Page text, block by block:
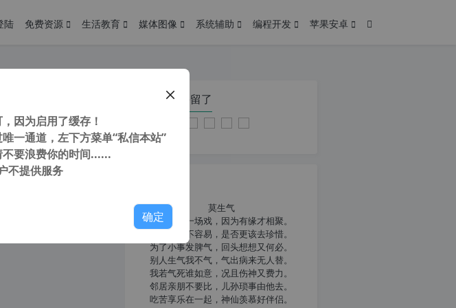
陆 免费资源 生活教育 媒体图像 系统辅助 编程开发 苹果安卓
谱软件 制谱软件 音乐制谱软件
于网站空间位于国
您在本页停留了
莫生气
人生就像一场戏，因为有缘才相聚。
相扶到老不容易，是否更该去珍惜。
为了小事发脾气，回头想想又何必。
别人生气我不气，气出病来无人替。
我若气死谁如意，况且伤神又费力。
邻居亲朋不要比，儿孙琐事由他去。
吃苦享乐在一起，神仙羡慕好伴侣。
因为启用了缓存！
一通道，左下方菜单“私信本站”
要浪费你的时间......
不提供服务
确定